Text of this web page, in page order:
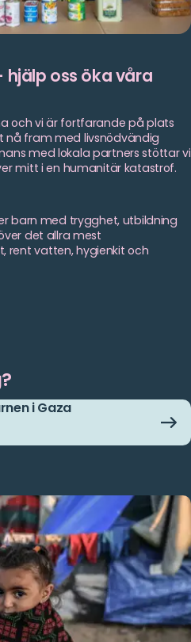
hjälp oss öka våra
och vi är fortfarande på plats
fram med livsnödvändig
med lokala partners stöttar vi
mitt i en humanitär katastrof.
barn med trygghet, utbildning
det allra mest
rent vatten, hygienkit och
i Gaza